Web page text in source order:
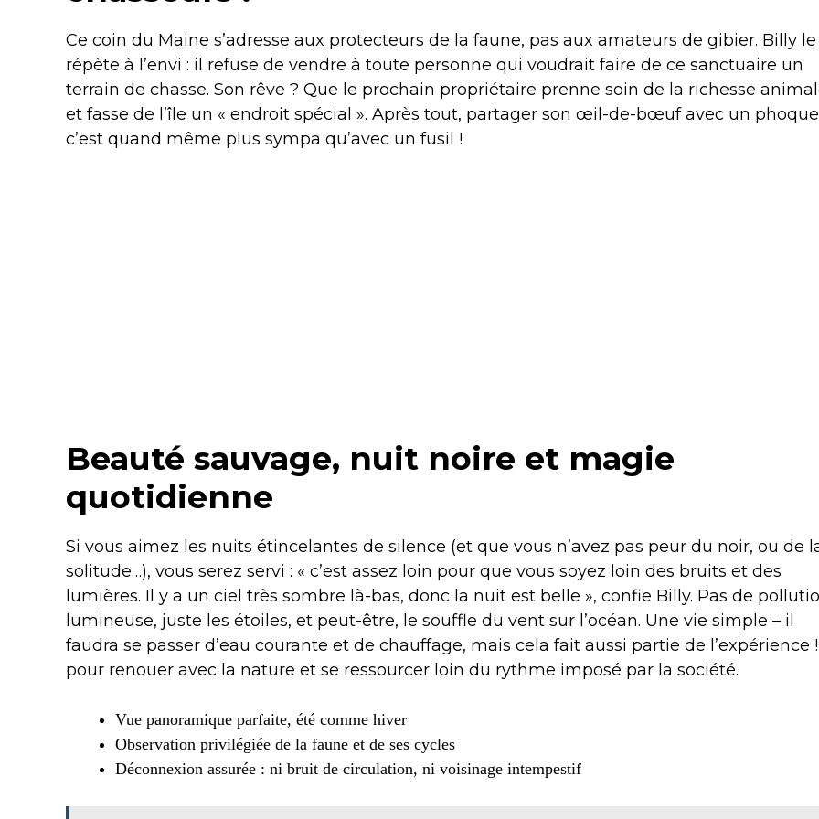
Ce coin du Maine s’adresse aux protecteurs de la faune, pas aux amateurs de gibier. Billy le
répète à l’envi : il refuse de vendre à toute personne qui voudrait faire de ce sanctuaire un
terrain de chasse. Son rêve ? Que le prochain propriétaire prenne soin de la richesse
et fasse de l’île un « endroit spécial ». Après tout, partager son œil-de-bœuf avec un
c’est quand même plus sympa qu’avec un fusil !
Beauté sauvage, nuit noire et magie
quotidienne
Si vous aimez les nuits étincelantes de silence (et que vous n’avez pas peur du noir, ou de
solitude…), vous serez servi : « c’est assez loin pour que vous soyez loin des bruits et des
lumières. Il y a un ciel très sombre là-bas, donc la nuit est belle », confie Billy. Pas de
lumineuse, juste les étoiles, et peut-être, le souffle du vent sur l’océan. Une vie simple – il
faudra se passer d’eau courante et de chauffage, mais cela fait aussi partie de l’expérience
pour renouer avec la nature et se ressourcer loin du rythme imposé par la société.
Vue panoramique parfaite, été comme hiver
Observation privilégiée de la faune et de ses cycles
Déconnexion assurée : ni bruit de circulation, ni voisinage intempestif